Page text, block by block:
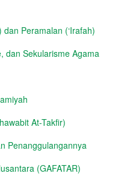
Peramalan (‘Irafah)
dan Sekularisme Agama
At-Takfir)
Penanggulangannya
(GAFATAR)